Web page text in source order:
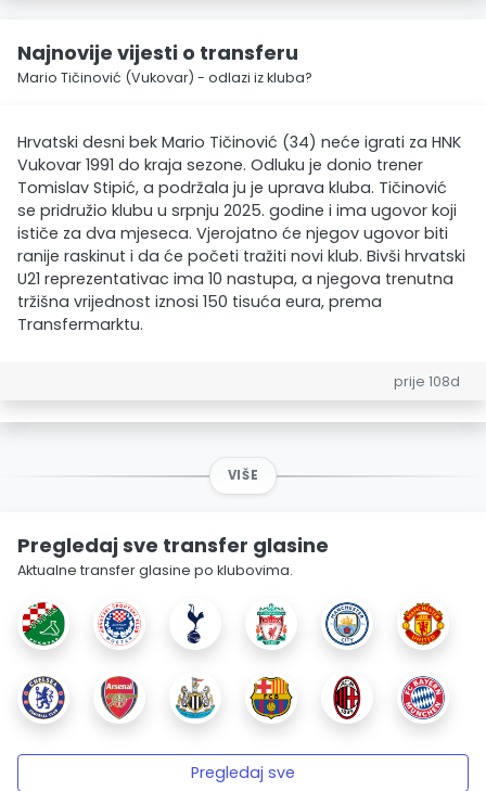
Najnovije vijesti o transferu
Mario Tičinović (Vukovar) - odlazi iz kluba?
Hrvatski desni bek Mario Tičinović (34) neće igrati za HNK
Vukovar 1991 do kraja sezone. Odluku je donio trener
Tomislav Stipić, a podržala ju je uprava kluba. Tičinović
se pridružio klubu u srpnju 2025. godine i ima ugovor koji
ističe za dva mjeseca. Vjerojatno će njegov ugovor biti
ranije raskinut i da će početi tražiti novi klub. Bivši hrvatski
U21 reprezentativac ima 10 nastupa, a njegova trenutna
tržišna vrijednost iznosi 150 tisuća eura, prema
Transfermarktu.
prije 108d
VIŠE
Pregledaj sve transfer glasine
Aktualne transfer glasine po klubovima.
Pregledaj sve